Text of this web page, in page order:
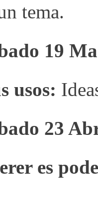
tema.
19
usos:
23
es